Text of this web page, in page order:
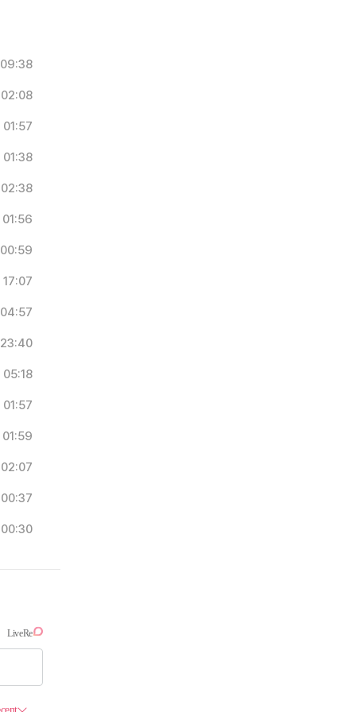
09:38
02:08
01:57
01:38
02:38
01:56
00:59
17:07
04:57
23:40
05:18
01:57
01:59
02:07
00:37
00:30